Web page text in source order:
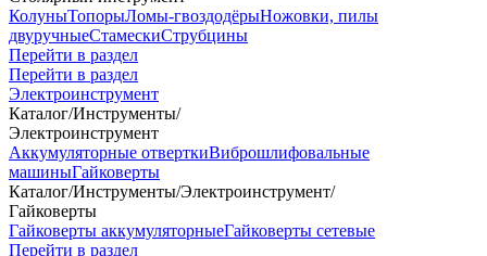
КолуныТопорыЛомы-гвоздодёрыНожовки, пилы
двуручныеСтамескиСтрубцины
Перейти в раздел
Перейти в раздел
Электроинструмент
Каталог/Инструменты/
Электроинструмент
Аккумуляторные отверткиВиброшлифовальные
машиныГайковерты
Каталог/Инструменты/Электроинструмент/
Гайковерты
Гайковерты аккумуляторныеГайковерты сетевые
Перейти в раздел